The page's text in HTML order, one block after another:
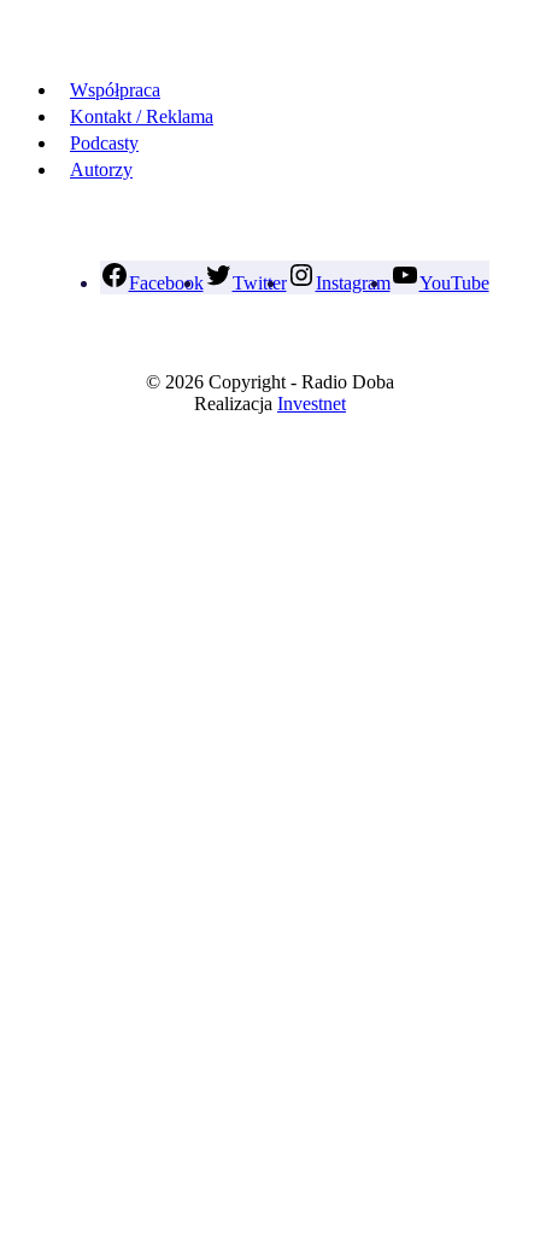
Współpraca
Kontakt / Reklama
Podcasty
Autorzy
Facebook Twitter Instagram YouTube
© 2026 Copyright - Radio Doba
Realizacja Investnet